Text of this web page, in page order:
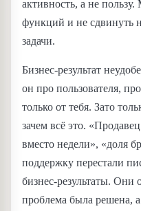
активность, а не
функций и не сдвинуть
задачи.
Бизнес-результат
он про пользователя,
только от тебя. Зато
зачем всё это.
вместо недели», «доля
поддержку перестали
бизнес-результаты. Они
проблема была решена,